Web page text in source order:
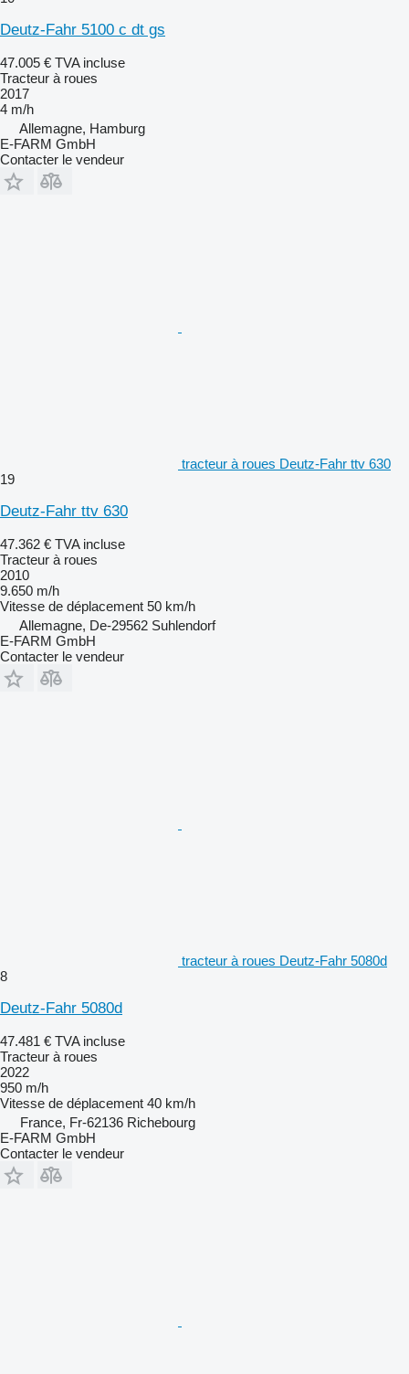
Deutz-Fahr 5100 c dt gs
47.005 € TVA incluse
Tracteur à roues
2017
4 m/h
Allemagne, Hamburg
E-FARM GmbH
Contacter le vendeur
tracteur à roues Deutz-Fahr ttv 630
19
Deutz-Fahr ttv 630
47.362 € TVA incluse
Tracteur à roues
2010
9.650 m/h
Vitesse de déplacement 50 km/h
Allemagne, De-29562 Suhlendorf
E-FARM GmbH
Contacter le vendeur
tracteur à roues Deutz-Fahr 5080d
8
Deutz-Fahr 5080d
47.481 € TVA incluse
Tracteur à roues
2022
950 m/h
Vitesse de déplacement 40 km/h
France, Fr-62136 Richebourg
E-FARM GmbH
Contacter le vendeur